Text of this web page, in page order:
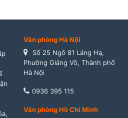
Văn phòng Hà Nội
Số 25 Ngõ 81 Láng Hạ,
Phường Giảng Võ, Thành phố
Hà Nội
0936 395 115
Văn phòng Hồ Chí Minh